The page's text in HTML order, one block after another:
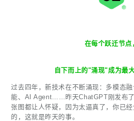
在每个跃迁节点
自下而上的"涌现"成为最
过去四年，新技术在不断涌现：多模态
能、AI Agent……昨天ChatGPT刚发布
张图都让人怀疑，因为太逼真了，你已
的，这就是昨天的事。